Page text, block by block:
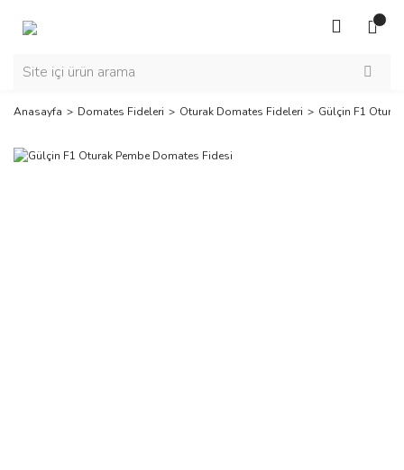
Anasayfa Domates Fideleri Oturak Domates Fideleri Gülçin F1